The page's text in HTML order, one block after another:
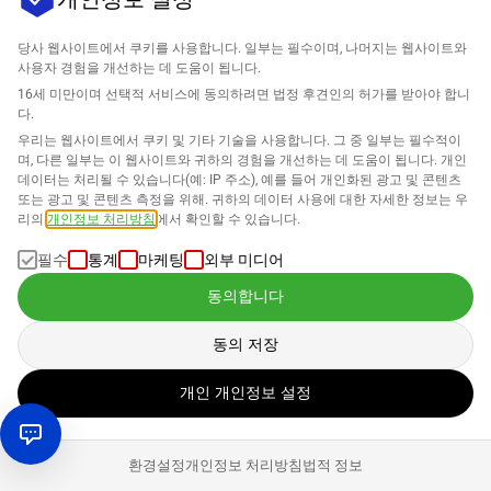
우리 커뮤니티의 일원이
되세요!
연락처
+49 211 900 64 120
당사 웹사이트에서 쿠키를 사용합니다. 일부는 필수이며, 나머지는 웹사이트와
사용자 경험을 개선하는 데 도움이 됩니다.
16세 미만이며 선택적 서비스에 동의하려면 법정 후견인의 허가를 받아야 합니
다.
우리는 웹사이트에서 쿠키 및 기타 기술을 사용합니다. 그 중 일부는 필수적이
며, 다른 일부는 이 웹사이트와 귀하의 경험을 개선하는 데 도움이 됩니다. 개인
데이터는 처리될 수 있습니다(예: IP 주소), 예를 들어 개인화된 광고 및 콘텐츠
또는 광고 및 콘텐츠 측정을 위해. 귀하의 데이터 사용에 대한 자세한 정보는 우
리의 개인정보 처리방침 에서 확인할 수 있습니다.
필수 통계 마케팅 외부 미디어
동의합니다
동의 저장
개인 개인정보 설정
환경설정개인정보 처리방침 법적 정보